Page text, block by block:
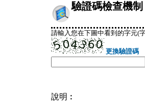
驗證碼檢查機制
請輸入您在下圖中看到的字元(
更換驗證碼
說明︰